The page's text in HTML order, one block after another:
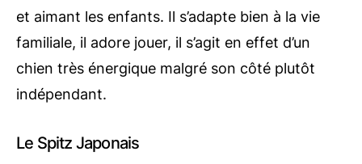
et aimant les enfants. Il s’adapte bien à la vie
familiale, il adore jouer, il s’agit en effet d’un
chien très énergique malgré son côté plutôt
indépendant.
Le Spitz Japonais